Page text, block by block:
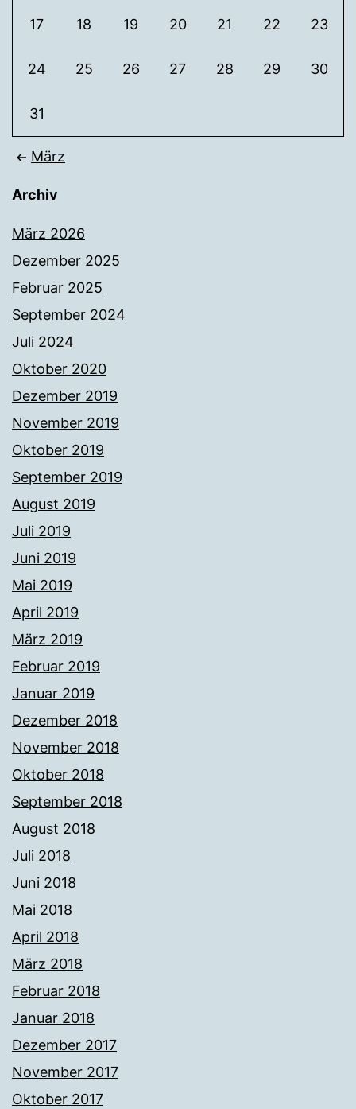
17 18 19 20 21 22 23
24 25 26 27 28 29 30
31
März
Archiv
März 2026
Dezember 2025
Februar 2025
September 2024
Juli 2024
Oktober 2020
Dezember 2019
November 2019
Oktober 2019
September 2019
August 2019
Juli 2019
Juni 2019
Mai 2019
April 2019
März 2019
Februar 2019
Januar 2019
Dezember 2018
November 2018
Oktober 2018
September 2018
August 2018
Juli 2018
Juni 2018
Mai 2018
April 2018
März 2018
Februar 2018
Januar 2018
Dezember 2017
November 2017
Oktober 2017